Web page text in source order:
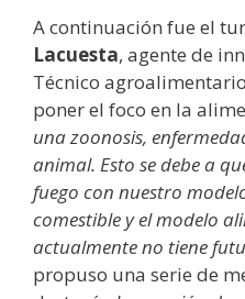
A continuación fue el
Lacuesta, agente de
Técnico
poner el foco en la
una zoonosis,
animal. Esto se debe a
fuego con nuestro
comestible y el modelo
actualmente no tiene
propuso una serie de